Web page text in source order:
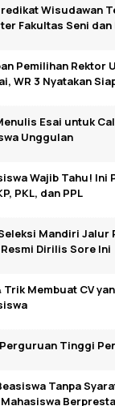
Wisudawan
Fakultas Seni dan
Pemilihan Rektor
WR 3 Nyatakan
Esai untuk
Unggulan
Wajib Tahu! Ini
PKL, dan PPL
Mandiri Jalur
Dirilis Sore Ini
Trik Membuat CV
Tinggi
Tanpa